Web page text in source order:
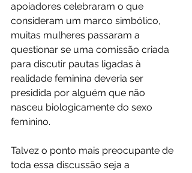
apoiadores celebraram o que
consideram um marco simbólico,
muitas mulheres passaram a
questionar se uma comissão criada
para discutir pautas ligadas à
realidade feminina deveria ser
presidida por alguém que não
nasceu biologicamente do sexo
feminino.
Talvez o ponto mais preocupante de
toda essa discussão seja a